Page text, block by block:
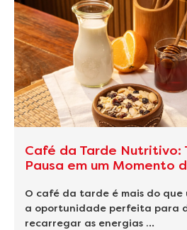
Café da Tarde Nutritivo:
Pausa em um Momento
O café da tarde é mais do que
a oportunidade perfeita para
recarregar as energias …